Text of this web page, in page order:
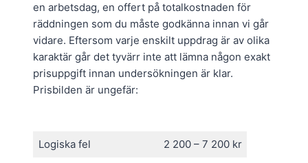
en arbetsdag, en offert på totalkostnaden för
räddningen som du måste godkänna innan vi går
vidare. Eftersom varje enskilt uppdrag är av olika
karaktär går det tyvärr inte att lämna någon exakt
prisuppgift innan undersökningen är klar.
Prisbilden är ungefär:
Logiska fel
2 200 – 7 200 kr